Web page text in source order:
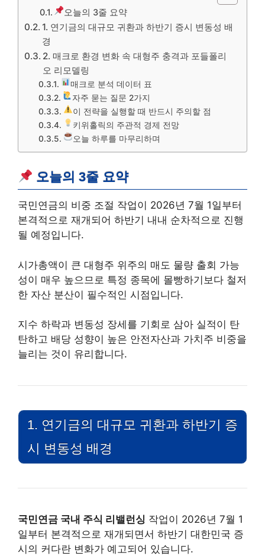
오늘의 3줄 요약
1. 연기금의 대규모 귀환과 하반기 증시 변동성 배
경
2. 매크로 환경 변화 속 대형주 충격과 포들폴리
오 리모델링
매크로 분석 데이터 표
자주 묻는 질문 2가지
이 전략을 실행할 때 반드시 주의할 점
키위홀릭의 주관적 경제 전망
오늘 하루를 마무리하며
오늘의 3줄 요약
국민연금의 비중 조절 작업이 2026년 7월 1일부터
본격적으로 재개되어 하반기 내내 순차적으로 진행
될 예정입니다.
시가총액이 큰 대형주 위주의 매도 물량 출회 가능
성이 매우 높으므로 특정 종목에 몰빵하기보다 철저
한 자산 분산이 필수적인 시점입니다.
지수 하락과 변동성 장세를 기회로 삼아 실적이 탄
탄하고 배당 성향이 높은 안전자산과 가치주 비중을
늘리는 것이 유리합니다.
1. 연기금의 대규모 귀환과 하반기 증
시 변동성 배경
국민연금 국내 주식 리밸런싱 작업이 2026년 7월 1
일부터 본격적으로 재개되면서 하반기 대한민국 증
시의 커다란 변화가 예고되어 있습니다.